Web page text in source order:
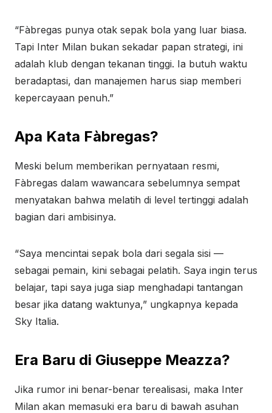
“Fàbregas punya otak sepak bola yang luar biasa.
Tapi Inter Milan bukan sekadar papan strategi, ini
adalah klub dengan tekanan tinggi. Ia butuh waktu
beradaptasi, dan manajemen harus siap memberi
kepercayaan penuh.”
Apa Kata Fàbregas?
Meski belum memberikan pernyataan resmi,
Fàbregas dalam wawancara sebelumnya sempat
menyatakan bahwa melatih di level tertinggi adalah
bagian dari ambisinya.
“Saya mencintai sepak bola dari segala sisi —
sebagai pemain, kini sebagai pelatih. Saya ingin terus
belajar, tapi saya juga siap menghadapi tantangan
besar jika datang waktunya,” ungkapnya kepada
Sky Italia.
Era Baru di Giuseppe Meazza?
Jika rumor ini benar-benar terealisasi, maka Inter
Milan akan memasuki era baru di bawah asuhan